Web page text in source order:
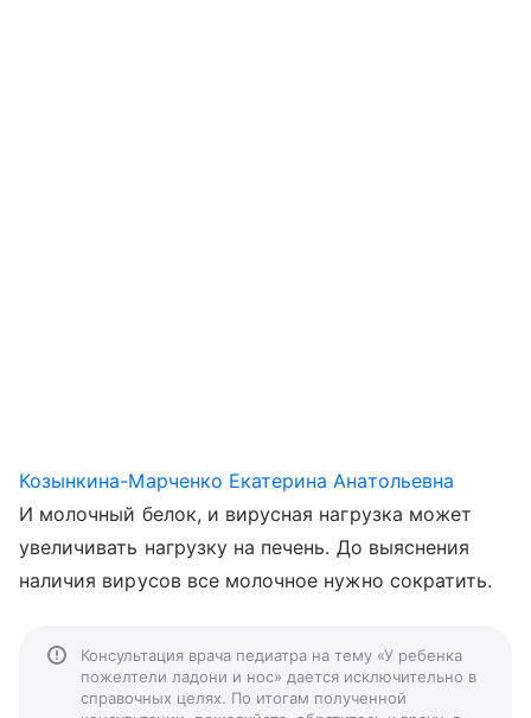
Козынкина-Марченко Екатерина Анатольевна
И молочный белок, и вирусная нагрузка может
увеличивать нагрузку на печень. До выяснения
наличия вирусов все молочное нужно сократить.
Консультация врача педиатра на тему «У ребенка
пожелтели ладони и нос» дается исключительно в
справочных целях. По итогам полученной